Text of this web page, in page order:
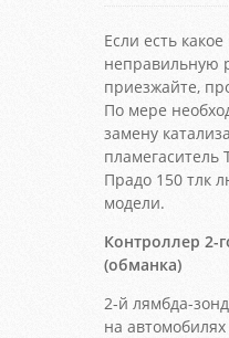
Если есть
неправильную
приезжайте,
По мере
замену
пламегаситель
Прадо 150 тлк
модели.
Контроллер 2-
(обманка)
2-й лямбда-
на